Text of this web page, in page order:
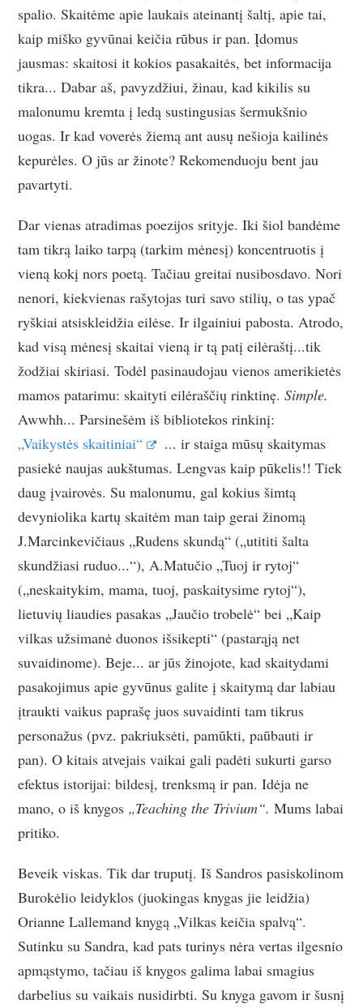
spalio. Skaitėme apie laukais ateinantį šaltį, apie tai,
kaip miško gyvūnai keičia rūbus ir pan. Įdomus
jausmas: skaitosi it kokios pasakaitės, bet informacija
tikra... Dabar aš, pavyzdžiui, žinau, kad kikilis su
malonumu kremta į ledą sustingusias šermukšnio
uogas. Ir kad voverės žiemą ant ausų nešioja kailinės
kepurėles. O jūs ar žinote? Rekomenduoju bent jau
pavartyti.
Dar vienas atradimas poezijos srityje. Iki šiol bandėme
tam tikrą laiko tarpą (tarkim mėnesį) koncentruotis į
vieną kokį nors poetą. Tačiau greitai nusibosdavo. Nori
nenori, kiekvienas rašytojas turi savo stilių, o tas ypač
ryškiai atsiskleidžia eilėse. Ir ilgainiui pabosta. Atrodo,
kad visą mėnesį skaitai vieną ir tą patį eilėraštį...tik
žodžiai skiriasi. Todėl pasinaudojau vienos amerikietės
mamos patarimu: skaityti eilėraščių rinktinę.Simple.
Awwhh... Parsinešėm iš bibliotekos rinkinį:
„Vaikystės skaitiniai“
... ir staiga mūsų skaitymas
pasiekė naujas aukštumas. Lengvas kaip pūkelis!! Tiek
daug įvairovės. Su malonumu, gal kokius šimtą
devyniolika kartų skaitėm man taip gerai žinomą
J.Marcinkevičiaus „Rudens skundą“ („utititi šalta
skundžiasi ruduo...“), A.Matučio „Tuoj ir rytoj“
(„neskaitykim, mama, tuoj, paskaitysime rytoj“),
lietuvių liaudies pasakas „Jaučio trobelė“ bei „Kaip
vilkas užsimanė duonos išsikepti“ (pastarąją net
suvaidinome). Beje... ar jūs žinojote, kad skaitydami
pasakojimus apie gyvūnus galite į skaitymą dar labiau
įtraukti vaikus paprašę juos suvaidinti tam tikrus
personažus (pvz. pakriuksėti, pamūkti, paūbauti ir
pan). O kitais atvejais vaikai gali padėti sukurti garso
efektus istorijai: bildesį, trenksmą ir pan. Idėja ne
mano, o iš knygos „Teaching the Trivium“.Mums labai
pritiko.
Beveik viskas. Tik dar truputį. Iš Sandros pasiskolinom
Burokėlio leidyklos (juokingas knygas jie leidžia)
Orianne Lallemand knygą „Vilkas keičia spalvą“.
Sutinku su Sandra, kad pats turinys nėra vertas ilgesnio
apmąstymo, tačiau iš knygos galima labai smagius
darbelius su vaikais nusidirbti. Su knyga gavom ir šusnį